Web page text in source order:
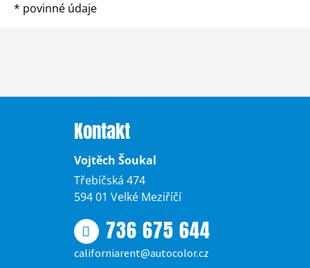
* povinné údaje
Kontakt
Vojtěch Šoukal
Třebíčská 474
594 01 Velké Meziříčí
736 675 644
californiarent@autocolor.cz